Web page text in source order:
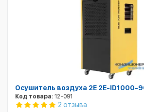
Осушитель воздуха 2E 2E-ID1000-
Код товара: 12-091
2 отзыва